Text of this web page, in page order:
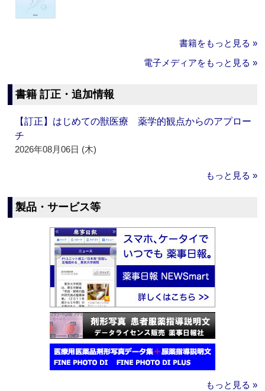
書籍をもっと見る »
電子メディアをもっと見る »
書籍 訂正・追加情報
【訂正】はじめての獣医療 薬学的観点からのアプロー
チ
2026年08月06日 (木)
もっと見る »
製品・サービス等
もっと見る »